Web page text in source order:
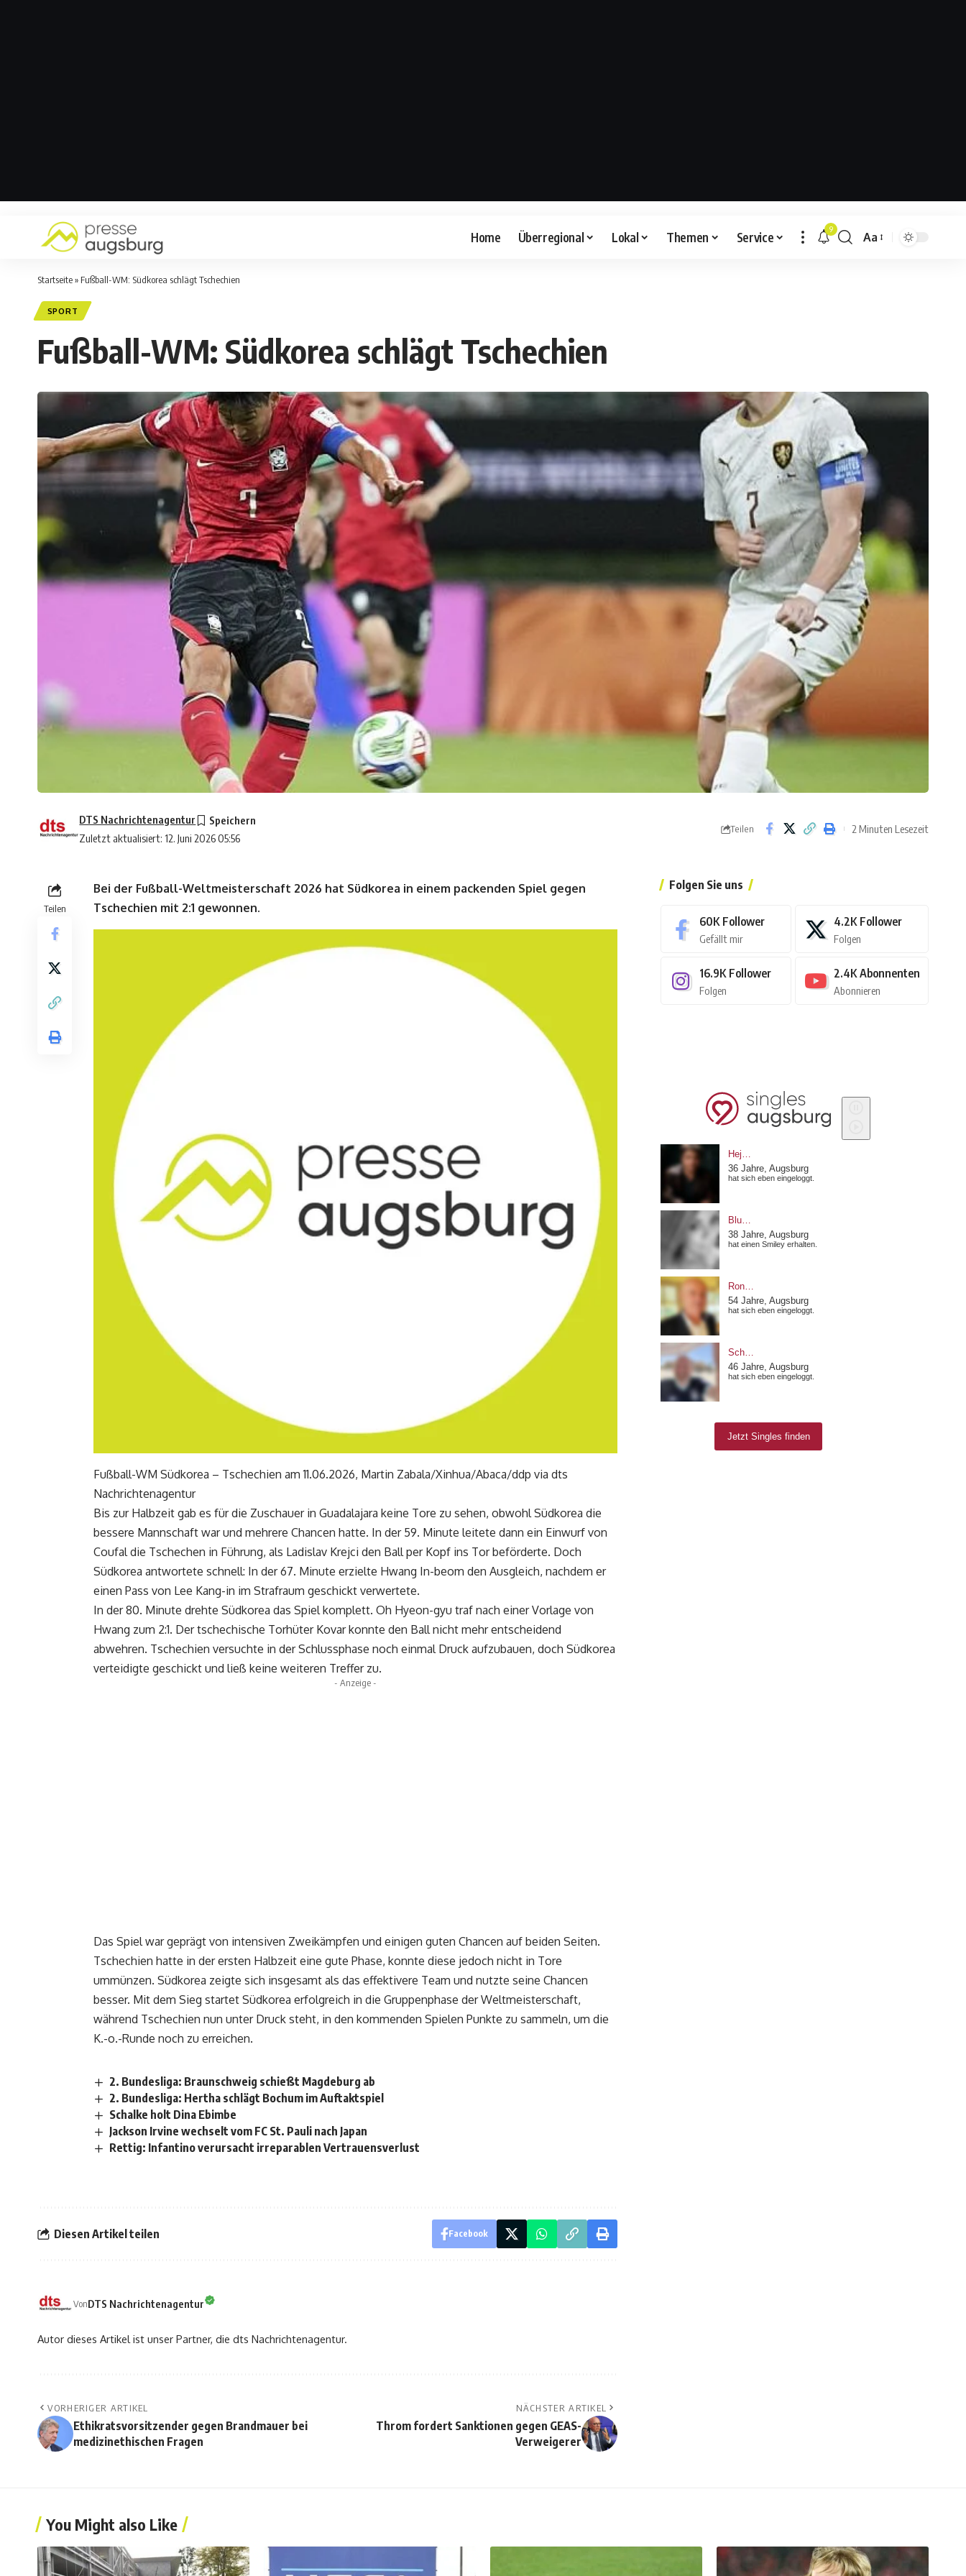
Home Überregional Lokal Themen Service 9
Aa
Startseite» Fußball-WM: Südkorea schlägt Tschechien
SPORT
Fußball-WM: Südkorea schlägt Tschechien
Zuletzt aktualisiert: 12. Juni 2026 05:56
DTS Nachrichtenagentur
Teilen 2 Minuten Lesezeit
Teilen
Bei der Fußball-Weltmeisterschaft 2026 hat Südkorea in einem packenden Spiel gegen
Tschechien mit 2:1 gewonnen.
Fußball-WM Südkorea – Tschechien am 11.06.2026, Martin Zabala/Xinhua/Abaca/ddp via dts
Nachrichtenagentur
Bis zur Halbzeit gab es für die Zuschauer in Guadalajara keine Tore zu sehen, obwohl Südkorea die
bessere Mannschaft war und mehrere Chancen hatte. In der 59. Minute leitete dann ein Einwurf von
Coufal die Tschechen in Führung, als Ladislav Krejci den Ball per Kopf ins Tor beförderte. Doch
Südkorea antwortete schnell: In der 67. Minute erzielte Hwang In-beom den Ausgleich, nachdem er
einen Pass von Lee Kang-in im Strafraum geschickt verwertete.
In der 80. Minute drehte Südkorea das Spiel komplett. Oh Hyeon-gyu traf nach einer Vorlage von
Hwang zum 2:1. Der tschechische Torhüter Kovar konnte den Ball nicht mehr entscheidend
abwehren. Tschechien versuchte in der Schlussphase noch einmal Druck aufzubauen, doch Südkorea
verteidigte geschickt und ließ keine weiteren Treffer zu.
- Anzeige -
Das Spiel war geprägt von intensiven Zweikämpfen und einigen guten Chancen auf beiden Seiten.
Tschechien hatte in der ersten Halbzeit eine gute Phase, konnte diese jedoch nicht in Tore
ummünzen. Südkorea zeigte sich insgesamt als das effektivere Team und nutzte seine Chancen
besser. Mit dem Sieg startet Südkorea erfolgreich in die Gruppenphase der Weltmeisterschaft,
während Tschechien nun unter Druck steht, in den kommenden Spielen Punkte zu sammeln, um die
K.-o.-Runde noch zu erreichen.
2. Bundesliga: Braunschweig schießt Magdeburg ab
2. Bundesliga: Hertha schlägt Bochum im Auftaktspiel
Schalke holt Dina Ebimbe
Jackson Irvine wechselt vom FC St. Pauli nach Japan
Rettig: Infantino verursacht irreparablen Vertrauensverlust
Diesen Artikel teilen Facebook
VonDTS Nachrichtenagentur
Autor dieses Artikel ist unser Partner, die dts Nachrichtenagentur.
VORHERIGER ARTIKEL
Ethikratsvorsitzender gegen Brandmauer bei
medizinethischen Fragen
NÄCHSTER ARTIKEL
Throm fordert Sanktionen gegen GEAS-
Verweigerer
Folgen Sie uns
60K Follower
Gefällt mir
4.2K Follower
Folgen
16.9K Follower
Folgen
2.4K Abonnenten
Abonnieren
You Might also Like